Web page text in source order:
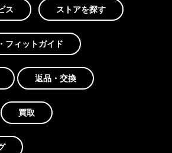
ス ストアを探す
フィットガイド
返品・交換
買取